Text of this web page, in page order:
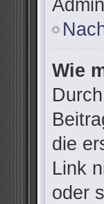
Wie
die
Link
oder